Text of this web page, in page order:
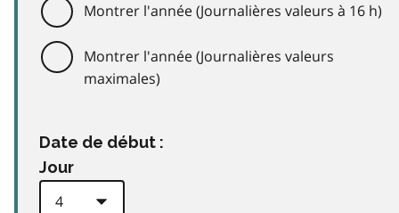
Montrer l'année (Journalières valeurs à 16 h)
Montrer l'année (Journalières valeurs
maximales)
Date de début :
Jour